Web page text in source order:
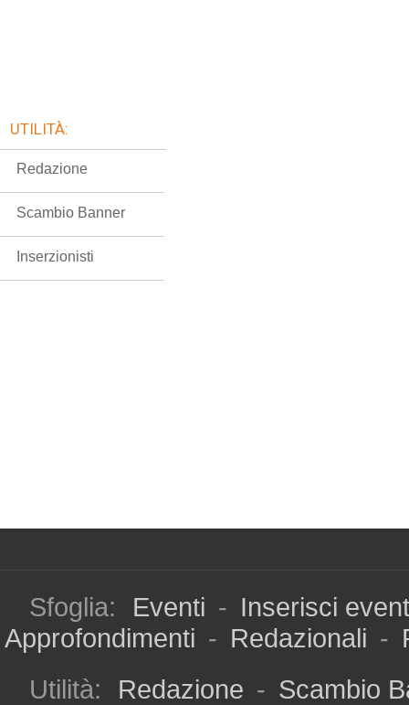
UTILITÀ:
Redazione
Scambio Banner
Inserzionisti
Sfoglia: Eventi - Inserisci
Approfondimenti - Redazionali -
Utilità:
Redazione - Scambio